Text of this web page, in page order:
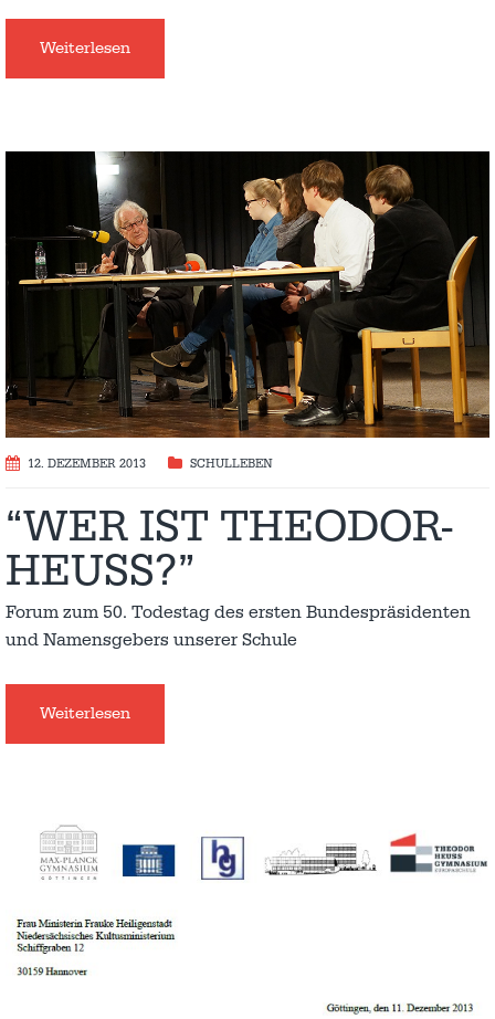
Weiterlesen
12. DEZEMBER 2013 SCHULLEBEN
“WER IST THEODOR-
HEUSS?”
Forum zum 50. Todestag des ersten Bundespräsidenten
und Namensgebers unserer Schule
Weiterlesen